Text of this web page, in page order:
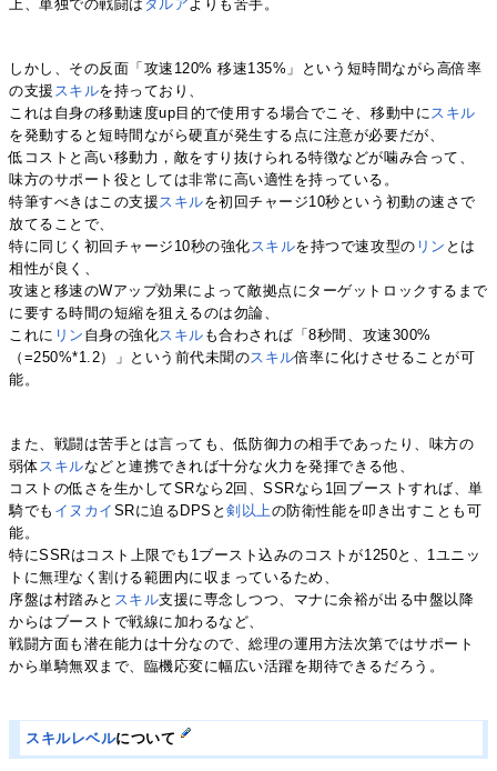
上、単独での戦闘は タルアよりも苦手。
しかし、その反面「攻速120% 移速135%」という短時間ながら高倍率
の支援 スキルを持っており、
これは自身の移動速度up目的で使用する場合でこそ、移動中にスキル
を発動すると短時間ながら硬直が発生する点に注意が必要だが、
低コストと高い移動力，敵をすり抜けられる特徴などが噛み合って、
味方のサポート役としては非常に高い適性を持っている。
特筆すべきはこの支援スキルを初回チャージ10秒という初動の速さで
放てることで、
特に同じく初回チャージ10秒の強化スキルを持つで速攻型の リン とは
相性が良く、
攻速と移速のWアップ効果によって敵拠点にターゲットロックするまで
に要する時間の短縮を狙えるのは勿論、
これに リン 自身の強化スキル も合わされば「8秒間、攻速300%
（=250%*1.2）」という前代未聞のスキル倍率に化けさせることが可
能。
また、戦闘は苦手とは言っても、低防御力の相手であったり、味方の
弱体スキルなどと連携できれば十分な火力を発揮できる他、
コストの低さを生かしてSRなら2回、SSRなら1回ブーストすれば、単
騎でも イヌカイ SRに迫るDPSと剣 以上の防衛性能を叩き出すことも可
能。
特にSSRはコスト上限でも1ブースト込みのコストが1250と、1ユニッ
トに無理なく割ける範囲内に収まっているため、
序盤は村踏みと スキル支援に専念しつつ、マナに余裕が出る中盤以降
からはブーストで戦線に加わるなど、
戦闘方面も潜在能力は十分なので、総理の運用方法次第ではサポート
から単騎無双まで、臨機応変に幅広い活躍を期待できるだろう。
スキルレベルについて